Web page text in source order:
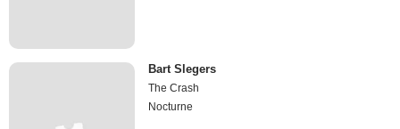
Bart Slegers
The Crash
Nocturne